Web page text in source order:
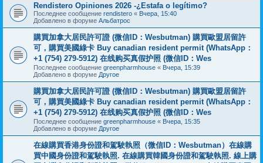
Rendistero Opiniones 2026 -¿Estafa o legítimo?
Последнее сообщение rendistero « Вчера, 15:40
Добавлено в форуме Альбатрос
購買加拿大居民許可證 (微信ID：Wesbutman) 購買歐盟居留許
可，購買美國綠卡 Buy canadian resident permit (WhatsApp：
+1 (754) 279-5912) 在线购买真假护照 (微信ID：Wes
Последнее сообщение greenpharmhouse « Вчера, 15:39
Добавлено в форуме Другое
購買加拿大居民許可證 (微信ID：Wesbutman) 購買歐盟居留許
可，購買美國綠卡 Buy canadian resident permit (WhatsApp：
+1 (754) 279-5912) 在线购买真假护照 (微信ID：Wes
Последнее сообщение greenpharmhouse « Вчера, 15:35
Добавлено в форуме Другое
在線購買香港身份證和駕駛執照（微信ID：Wesbutman）在線購
買中國身份證和駕駛執照. 在線購買韓國身份證和駕駛執照. 線上購